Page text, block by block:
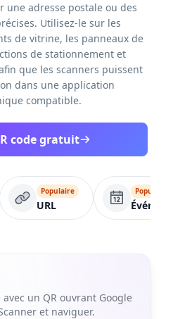
une adresse postale ou des
Utilisez-le sur les
de vitrine, les panneaux de
de stationnement et
que les scanners puissent
dans une application
compatible.
code gratuit
Populaire
URL
Populaire
un QR ouvrant Google
et naviguer.